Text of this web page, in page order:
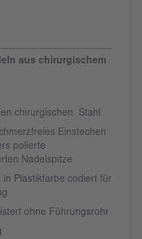
aus chirurgischem
chirurgischen Stahl
Einstechen
polierte
Nadelspitze
in Plastikfarbe codiert für
ohne Führungsrohr